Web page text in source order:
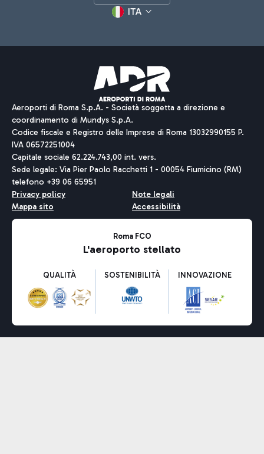
ITA
Aeroporti di Roma S.p.A. - Società soggetta a direzione e
coordinamento di Mundys S.p.A.
Codice fiscale e Registro delle Imprese di Roma 13032990155 P.
IVA 06572251004
Capitale sociale 62.224.743,00 int. vers.
Sede legale: Via Pier Paolo Racchetti 1 - 00054 Fiumicino (RM)
telefono +39 06 65951
Privacy policy
Note legali
Mappa sito
Accessibilità
Roma FCO
L'aeroporto stellato
QUALITÀ SOSTENIBILITÀ INNOVAZIONE